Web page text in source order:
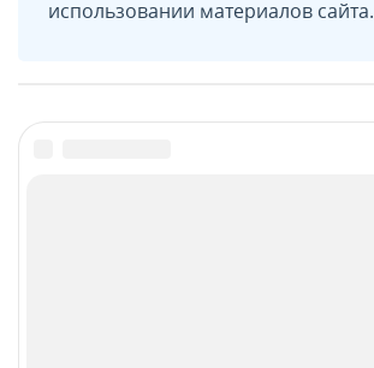
использовании материалов сайта.